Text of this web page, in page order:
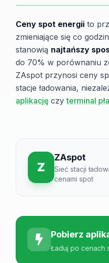
Ceny spot energii to
zmieniające się co
stanowią najtańszy
do 70% w porównaniu
ZAspot przynosi ceny
stacje ładowania,
aplikację czyterminal
Z
ZAspot
Sieć stacji
cenami spot
Pobierz
Ładuj po cenach